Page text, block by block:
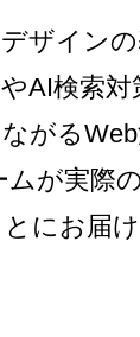
ザイン
やAI検索
がるWeb
ムが実際
にお届け